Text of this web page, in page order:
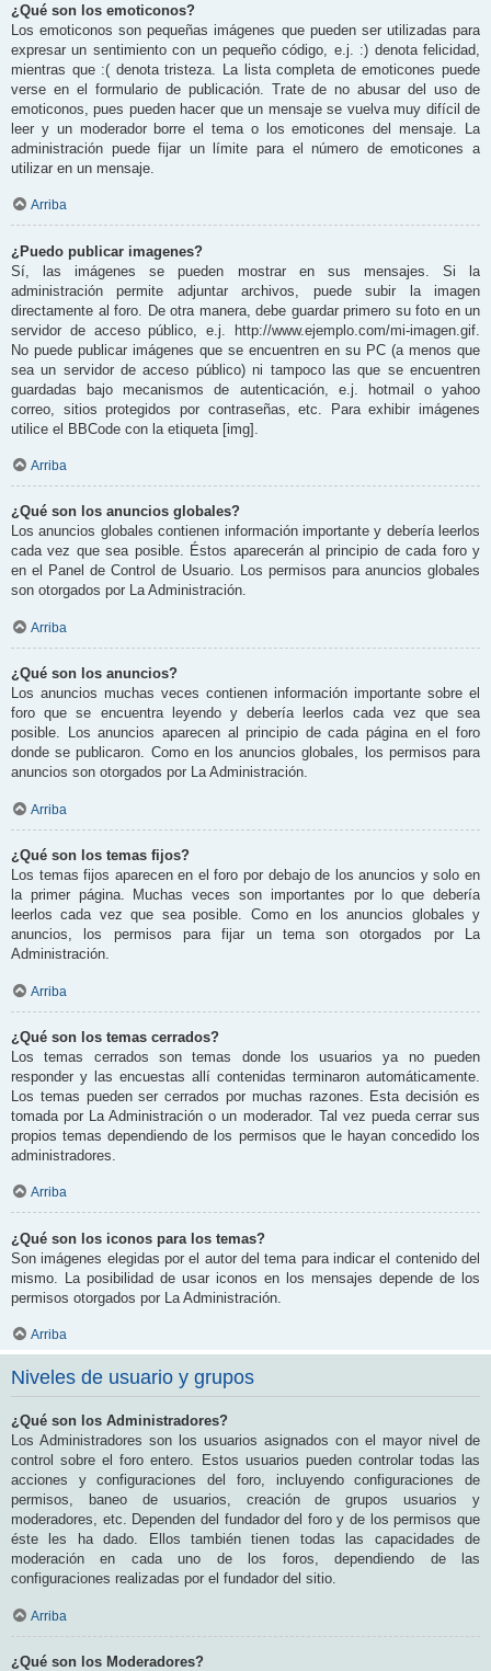
¿Qué son los emoticonos?
Los emoticonos son pequeñas imágenes que pueden ser utilizadas para
expresar un sentimiento con un pequeño código, e.j. :) denota felicidad,
mientras que :( denota tristeza. La lista completa de emoticones puede
verse en el formulario de publicación. Trate de no abusar del uso de
emoticonos, pues pueden hacer que un mensaje se vuelva muy difícil de
leer y un moderador borre el tema o los emoticones del mensaje. La
administración puede fijar un límite para el número de emoticones a
utilizar en un mensaje.
Arriba
¿Puedo publicar imagenes?
Sí, las imágenes se pueden mostrar en sus mensajes. Si la
administración permite adjuntar archivos, puede subir la imagen
directamente al foro. De otra manera, debe guardar primero su foto en un
servidor de acceso público, e.j. http://www.ejemplo.com/mi-imagen.gif.
No puede publicar imágenes que se encuentren en su PC (a menos que
sea un servidor de acceso público) ni tampoco las que se encuentren
guardadas bajo mecanismos de autenticación, e.j. hotmail o yahoo
correo, sitios protegidos por contraseñas, etc. Para exhibir imágenes
utilice el BBCode con la etiqueta [img].
Arriba
¿Qué son los anuncios globales?
Los anuncios globales contienen información importante y debería leerlos
cada vez que sea posible. Éstos aparecerán al principio de cada foro y
en el Panel de Control de Usuario. Los permisos para anuncios globales
son otorgados por La Administración.
Arriba
¿Qué son los anuncios?
Los anuncios muchas veces contienen información importante sobre el
foro que se encuentra leyendo y debería leerlos cada vez que sea
posible. Los anuncios aparecen al principio de cada página en el foro
donde se publicaron. Como en los anuncios globales, los permisos para
anuncios son otorgados por La Administración.
Arriba
¿Qué son los temas fijos?
Los temas fijos aparecen en el foro por debajo de los anuncios y solo en
la primer página. Muchas veces son importantes por lo que debería
leerlos cada vez que sea posible. Como en los anuncios globales y
anuncios, los permisos para fijar un tema son otorgados por La
Administración.
Arriba
¿Qué son los temas cerrados?
Los temas cerrados son temas donde los usuarios ya no pueden
responder y las encuestas allí contenidas terminaron automáticamente.
Los temas pueden ser cerrados por muchas razones. Esta decisión es
tomada por La Administración o un moderador. Tal vez pueda cerrar sus
propios temas dependiendo de los permisos que le hayan concedido los
administradores.
Arriba
¿Qué son los iconos para los temas?
Son imágenes elegidas por el autor del tema para indicar el contenido del
mismo. La posibilidad de usar iconos en los mensajes depende de los
permisos otorgados por La Administración.
Arriba
Niveles de usuario y grupos
¿Qué son los Administradores?
Los Administradores son los usuarios asignados con el mayor nivel de
control sobre el foro entero. Estos usuarios pueden controlar todas las
acciones y configuraciones del foro, incluyendo configuraciones de
permisos, baneo de usuarios, creación de grupos usuarios y
moderadores, etc. Dependen del fundador del foro y de los permisos que
éste les ha dado. Ellos también tienen todas las capacidades de
moderación en cada uno de los foros, dependiendo de las
configuraciones realizadas por el fundador del sitio.
Arriba
¿Qué son los Moderadores?